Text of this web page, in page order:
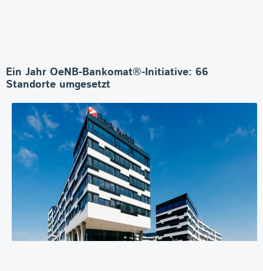
Ein Jahr OeNB-Bankomat®-Initiative: 66
Standorte umgesetzt